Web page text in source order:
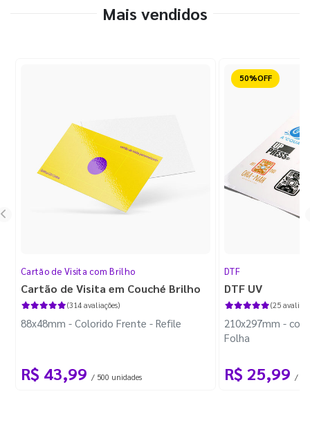
Mais vendidos
Cartão de Visita com Brilho
Cartão de Visita em Couché Brilho
(314 avaliações)
88x48mm - Colorido Frente - Refile
R$ 43,99 / 500 unidades
Reduzido
DTF
DTF UV
(25
210x297mm -
Folha
R$ 25,99 / 1